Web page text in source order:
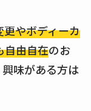
更やボディーカ
自由自在のお
味がある方は